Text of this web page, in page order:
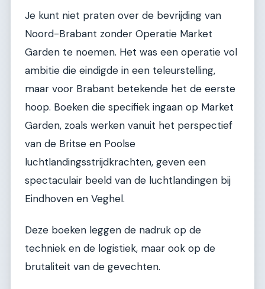
Je kunt niet praten over de bevrijding van
Noord-Brabant zonder Operatie Market
Garden te noemen. Het was een operatie vol
ambitie die eindigde in een teleurstelling,
maar voor Brabant betekende het de eerste
hoop. Boeken die specifiek ingaan op Market
Garden, zoals werken vanuit het perspectief
van de Britse en Poolse
luchtlandingsstrijdkrachten, geven een
spectaculair beeld van de luchtlandingen bij
Eindhoven en Veghel.
Deze boeken leggen de nadruk op de
techniek en de logistiek, maar ook op de
brutaliteit van de gevechten.